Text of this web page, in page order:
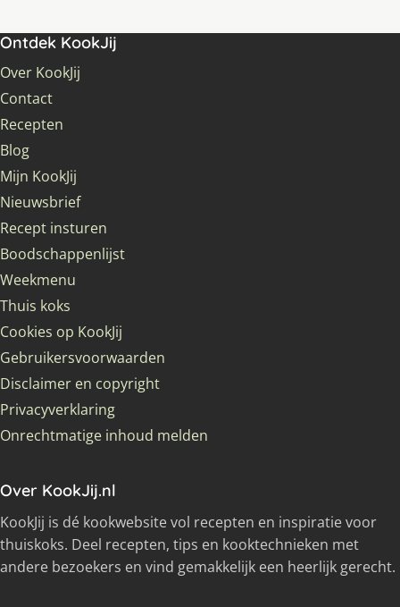
Ontdek KookJij
Over KookJij
Contact
Recepten
Blog
Mijn KookJij
Nieuwsbrief
Recept insturen
Boodschappenlijst
Weekmenu
Thuis koks
Cookies op KookJij
Gebruikersvoorwaarden
Disclaimer en copyright
Privacyverklaring
Onrechtmatige inhoud melden
Over KookJij.nl
KookJij is dé kookwebsite vol recepten en inspiratie voor
thuiskoks. Deel recepten, tips en kooktechnieken met
andere bezoekers en vind gemakkelijk een heerlijk gerecht.